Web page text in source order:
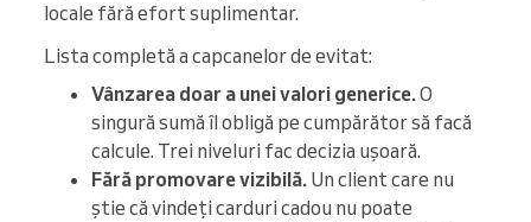
locale fără efort suplimentar.
Lista completă a capcanelor de evitat:
Vânzarea doar a unei valori generice.O
singură sumă îl obligă pe cumpărător să facă
calcule. Trei niveluri fac decizia ușoară.
Fără promovare vizibilă. Un client care nu
știe că vindeți carduri cadou nu poate